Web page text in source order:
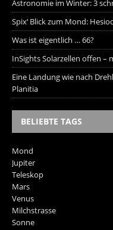
Astronomie im Winter: 3
Spix‘ Blick zum Mond:
Was ist eigentlich … 66?
InSights Solarzellen offen –
Eine Landung wie nach
Planitia
BELIEBTE TAGS
Mond
Jupiter
Teleskop
Mars
Venus
Milchstrasse
Sonne